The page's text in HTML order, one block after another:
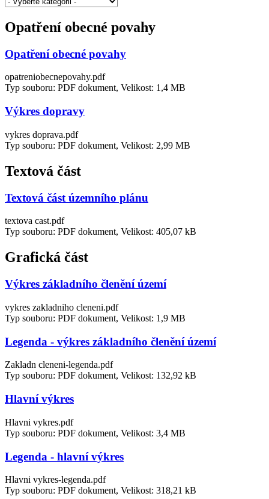
Opatření obecné povahy
Opatření obecné povahy
opatreniobecnepovahy.pdf
Typ souboru: PDF dokument, Velikost: 1,4 MB
Výkres dopravy
vykres doprava.pdf
Typ souboru: PDF dokument, Velikost: 2,99 MB
Textová část
Textová část územního plánu
textova cast.pdf
Typ souboru: PDF dokument, Velikost: 405,07 kB
Grafická část
Výkres základního členění území
vykres zakladniho cleneni.pdf
Typ souboru: PDF dokument, Velikost: 1,9 MB
Legenda - výkres základního členění území
Zakladn cleneni-legenda.pdf
Typ souboru: PDF dokument, Velikost: 132,92 kB
Hlavní výkres
Hlavni vykres.pdf
Typ souboru: PDF dokument, Velikost: 3,4 MB
Legenda - hlavní výkres
Hlavni vykres-legenda.pdf
Typ souboru: PDF dokument, Velikost: 318,21 kB